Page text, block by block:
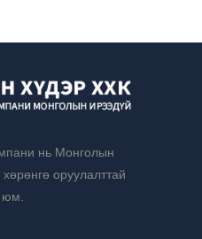
нь Монголын
оруулалттай
юм.